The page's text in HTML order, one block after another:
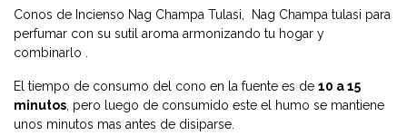
Conos de Incienso Nag Champa Tulasi, Nag Champa tulasi para
perfumar con su sutil aroma armonizando tu hogar y
combinarlo .
El tiempo de consumo del cono en la fuente es de 10 a 15
minutos , pero luego de consumido este el humo se mantiene
unos minutos mas antes de disiparse.